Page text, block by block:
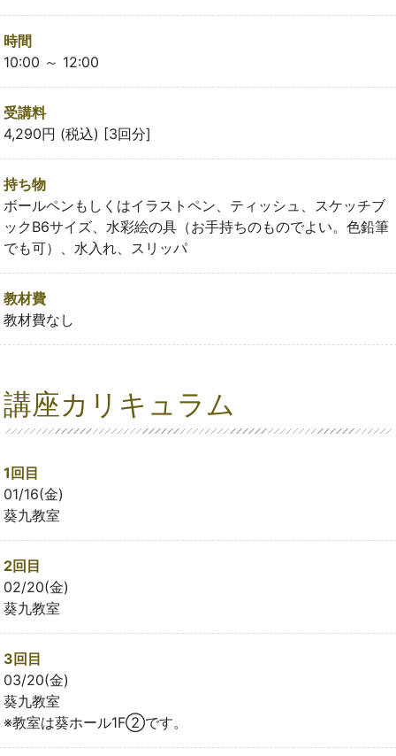
時間
10:00 ～ 12:00
受講料
4,290円 (税込) [3回分]
持ち物
ボールペンもしくはイラストペン、ティッシュ、スケッチブ
ックB6サイズ、水彩絵の具（お手持ちのものでよい。色鉛筆
でも可）、水入れ、スリッパ
教材費
教材費なし
講座カリキュラム
1回目
01/16(金)
葵九教室
2回目
02/20(金)
葵九教室
3回目
03/20(金)
葵九教室
※教室は葵ホール1F②です。